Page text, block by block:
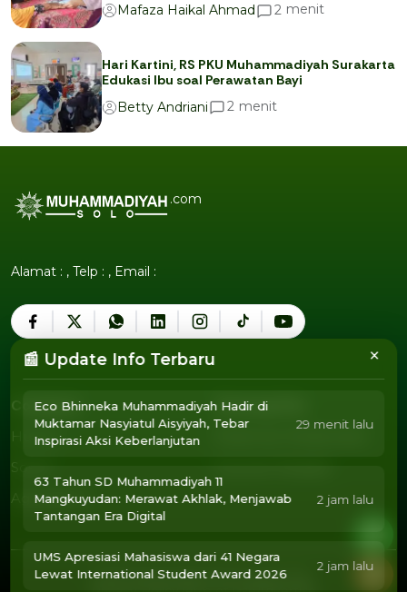
Mafaza Haikal Ahmad
2 menit
Hari Kartini, RS PKU Muhammadiyah Surakarta
Edukasi Ibu soal Perawatan Bayi
Betty Andriani
2 menit
.com
Alamat : , Telp : , Email :
Company
Humor
Humor
Sosok
Sosok
Agendamu
Agendamu
Tentang Kita
Susunan Redaksi
2025 Copyright @Muhammadiyah Solo
📰 Update Info Terbaru
Eco Bhinneka Muhammadiyah Hadir di
Muktamar Nasyiatul Aisyiyah, Tebar
Inspirasi Aksi Keberlanjutan
29 menit lalu
63 Tahun SD Muhammadiyah 11
Mangkuyudan: Merawat Akhlak, Menjawab
Tantangan Era Digital
2 jam lalu
UMS Apresiasi Mahasiswa dari 41 Negara
Lewat International Student Award 2026
2 jam lalu
×